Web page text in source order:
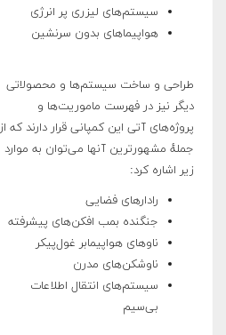
سیستم‌های لیزری پر انرژی
هواپیماهای بدون سرنشین
طراحی و ساخت سیستم‌ها و محصولاتی
دیگر نیز در فهرست ماموریت‌ها و
پروژه‌های آتی این کمپانی قرار دارند که از
جملهٔ مشهورترین آنها می‌توان به موارد
زیر اشاره کرد:
رادارهای فضایی
جنگنده بمب افکن‌های پیشرفته
ناوهای هواپیمابر غول‌پیکر
ناوشکن‌های مدرن
سیستم‌های انتقال اطلاعات
بی‌سیم